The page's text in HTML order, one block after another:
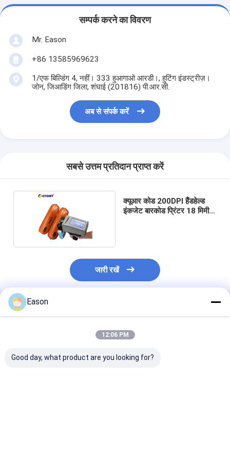
सम्पर्क करने का विवरण
Mr. Eason
+86 13585969623
1/एफ बिल्डिंग 4, नहीं। 333 हुआगाओ आरडी।, हुटिंग इंडस्ट्रीज़।
जोन, जिआडिंग जिला, शंघाई (201816) पी.आर.सी.
अब से संपर्क करें
सबसे उत्तम प्रतिदान प्राप्त करें
क्यूआर कोड 200DPI हैंडहेल्ड
इंकजेट बारकोड प्रिंटर 18 मिमी
जारी रखें
अनुशंसित उत्पाद
Eason
12:06 PM
Good day, what product are you looking for?